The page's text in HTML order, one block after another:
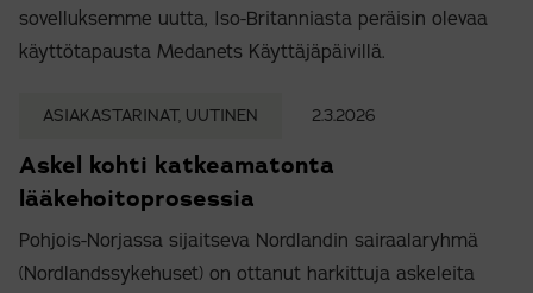
sovelluksemme uutta, Iso-Britanniasta peräisin olevaa
käyttötapausta Medanets Käyttäjäpäivillä.
ASIAKASTARINAT, UUTINEN 2.3.2026
Askel kohti katkeamatonta
lääkehoitoprosessia
Pohjois-Norjassa sijaitseva Nordlandin sairaalaryhmä
(Nordlandssykehuset) on ottanut harkittuja askeleita